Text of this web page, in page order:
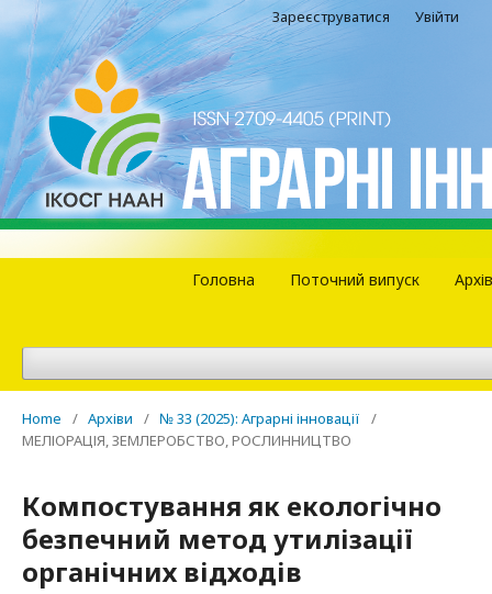
Головна Поточний випуск
Зареєструватися Увійти
Home / Архіви / № 33 (2025): Аграрні інновації
/
МЕЛІОРАЦІЯ, ЗЕМЛЕРОБСТВО, РОСЛИННИЦТВО
Компостування як екологічно
безпечний метод утилізації
органічних відходів